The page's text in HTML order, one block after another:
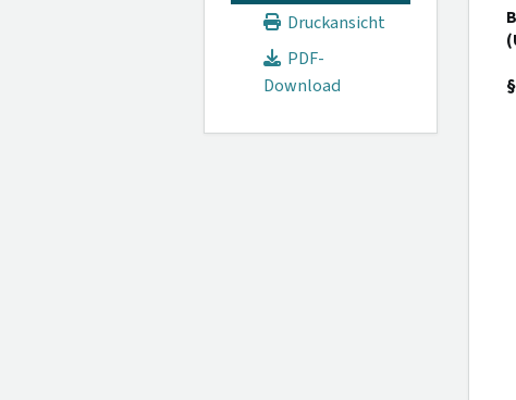
Druckansicht
PDF-
Download